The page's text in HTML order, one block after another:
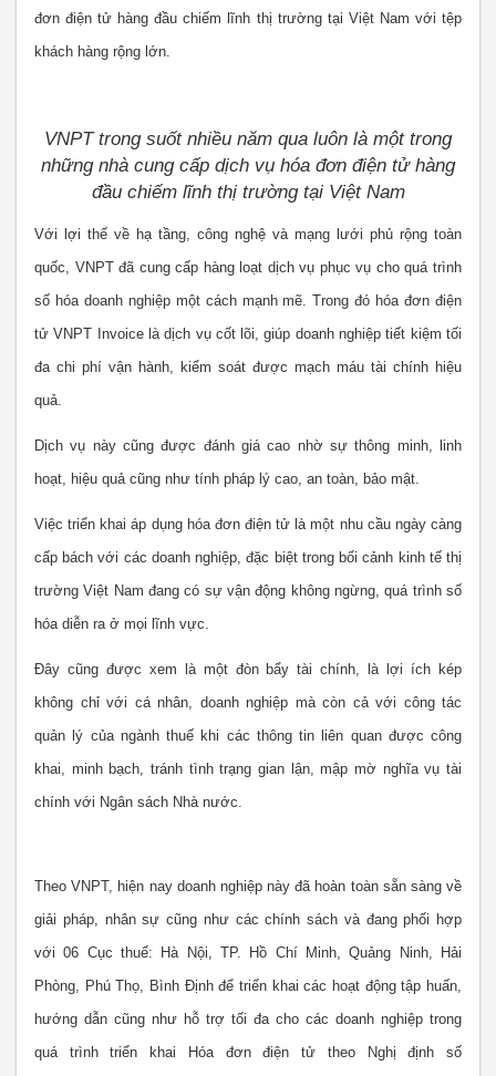
đơn điện tử hàng đầu chiếm lĩnh thị trường tại Việt Nam với tệp
khách hàng rộng lớn.
VNPT trong suốt nhiều năm qua luôn là một trong
những nhà cung cấp dịch vụ hóa đơn điện tử hàng
đầu chiếm lĩnh thị trường tại Việt Nam
Với lợi thế về hạ tầng, công nghệ và mạng lưới phủ rộng toàn
quốc, VNPT đã cung cấp hàng loạt dịch vụ phục vụ cho quá trình
số hóa doanh nghiệp một cách mạnh mẽ. Trong đó hóa đơn điện
tử VNPT Invoice là dịch vụ cốt lõi, giúp doanh nghiệp tiết kiệm tối
đa chi phí vận hành, kiểm soát được mạch máu tài chính hiệu
quả.
Dịch vụ này cũng được đánh giá cao nhờ sự thông minh, linh
hoạt, hiệu quả cũng như tính pháp lý cao, an toàn, bảo mật.
Việc triển khai áp dụng hóa đơn điện tử là một nhu cầu ngày càng
cấp bách với các doanh nghiệp, đặc biệt trong bối cảnh kinh tế thị
trường Việt Nam đang có sự vận động không ngừng, quá trình số
hóa diễn ra ở mọi lĩnh vực.
Đây cũng được xem là một đòn bẩy tài chính, là lợi ích kép
không chỉ với cá nhân, doanh nghiệp mà còn cả với công tác
quản lý của ngành thuế khi các thông tin liên quan được công
khai, minh bạch, tránh tình trạng gian lận, mập mờ nghĩa vụ tài
chính với Ngân sách Nhà nước.
Theo VNPT, hiện nay doanh nghiệp này đã hoàn toàn sẵn sàng về
giải pháp, nhân sự cũng như các chính sách và đang phối hợp
với 06 Cục thuế: Hà Nội, TP. Hồ Chí Minh, Quảng Ninh, Hải
Phòng, Phú Thọ, Bình Định để triển khai các hoạt động tập huấn,
hướng dẫn cũng như hỗ trợ tối đa cho các doanh nghiệp trong
quá trình triển khai Hóa đơn điện tử theo Nghị định số